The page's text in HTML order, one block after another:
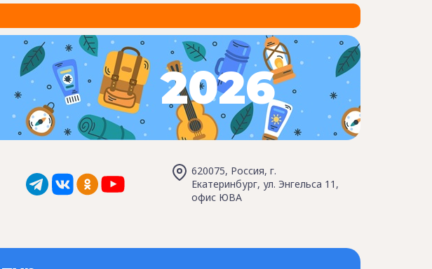
2026
620075, Россия, г.
Екатеринбург, ул. Энгельса 11,
офис ЮВА